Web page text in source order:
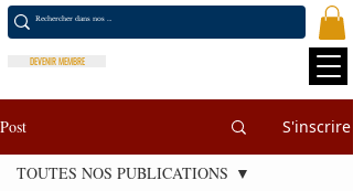
DEVENIR MEMBRE
Post S'inscrire
TOUTES NOS PUBLICATIONS